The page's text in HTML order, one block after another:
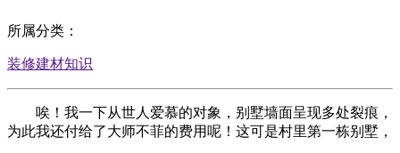
所属分类：
装修建材知识
唉！我一下从世人爱慕的对象，别墅墙面呈现多处裂痕，
为此我还付给了大师不菲的费用呢！这可是村里第一栋别墅，